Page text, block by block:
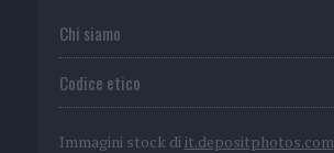
Chi siamo
Codice etico
Immagini stock di it.depositphotos.com